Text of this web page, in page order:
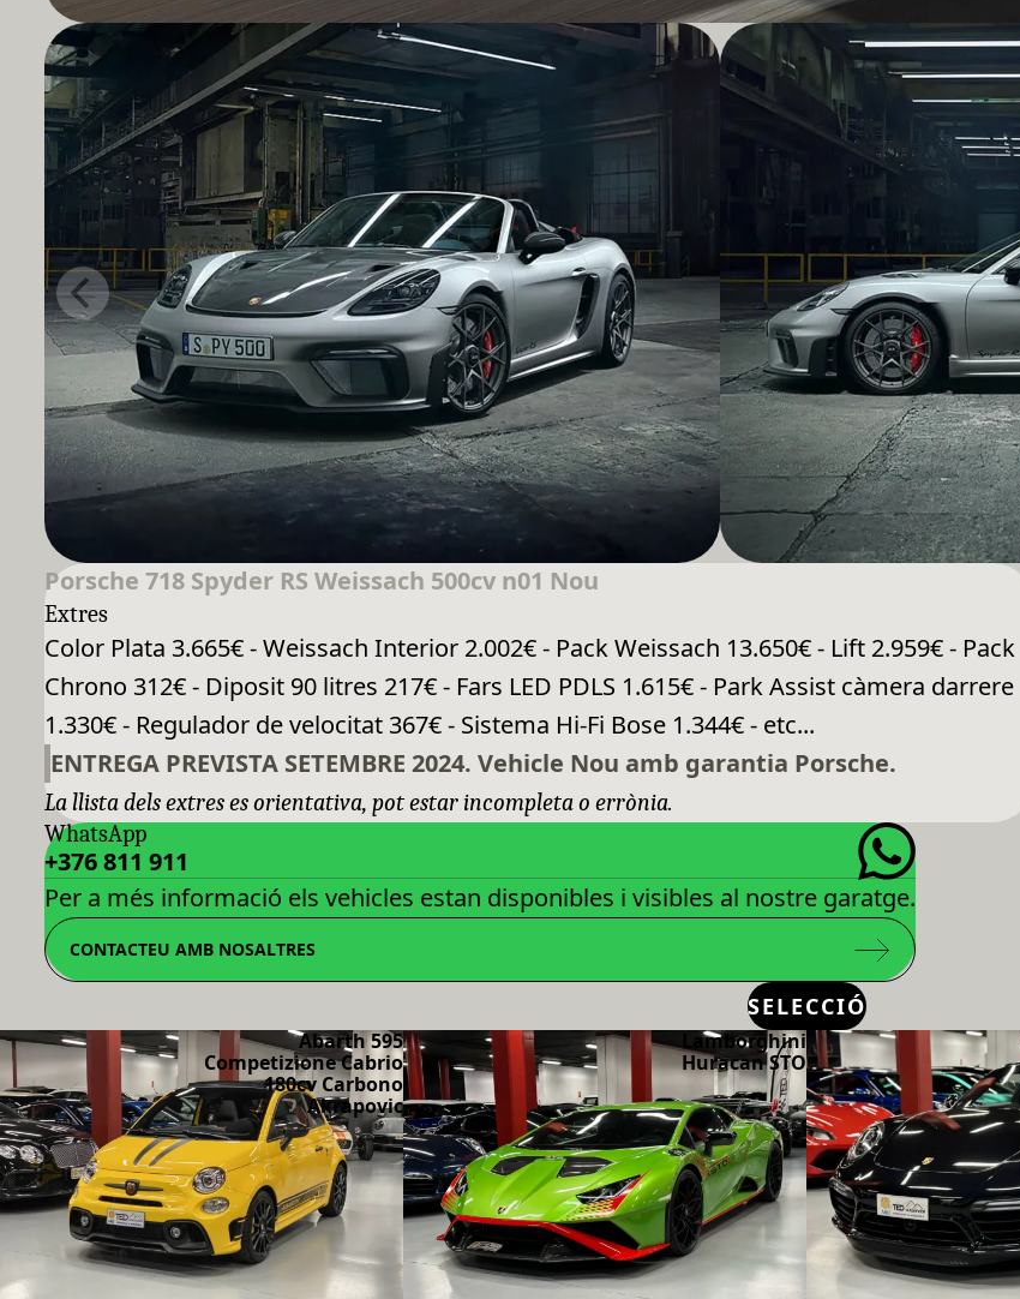
Porsche 718 Spyder RS Weissach 500cv n01 Nou
Extres
Color Plata 3.665€ - Weissach Interior 2.002€ - Pack Weissach 13.650€ - Lift 2.959€ - Pack
Chrono 312€ - Diposit 90 litres 217€ - Fars LED PDLS 1.615€ - Park Assist càmera darrere
1.330€ - Regulador de velocitat 367€ - Sistema Hi-Fi Bose 1.344€ - etc...
ENTREGA PREVISTA SETEMBRE 2024. Vehicle Nou amb garantia Porsche.
La llista dels extres es orientativa, pot estar incompleta o errònia.
WhatsApp
+376 811 911
Per a més informació els vehicles estan disponibles i visibles al nostre garatge.
CONTACTEU AMB NOSALTRES
SELECCIÓ
Abarth 595
Competizione Cabrio
180cv Carbono
Akrapovic
Lamborghini
Huracan STO